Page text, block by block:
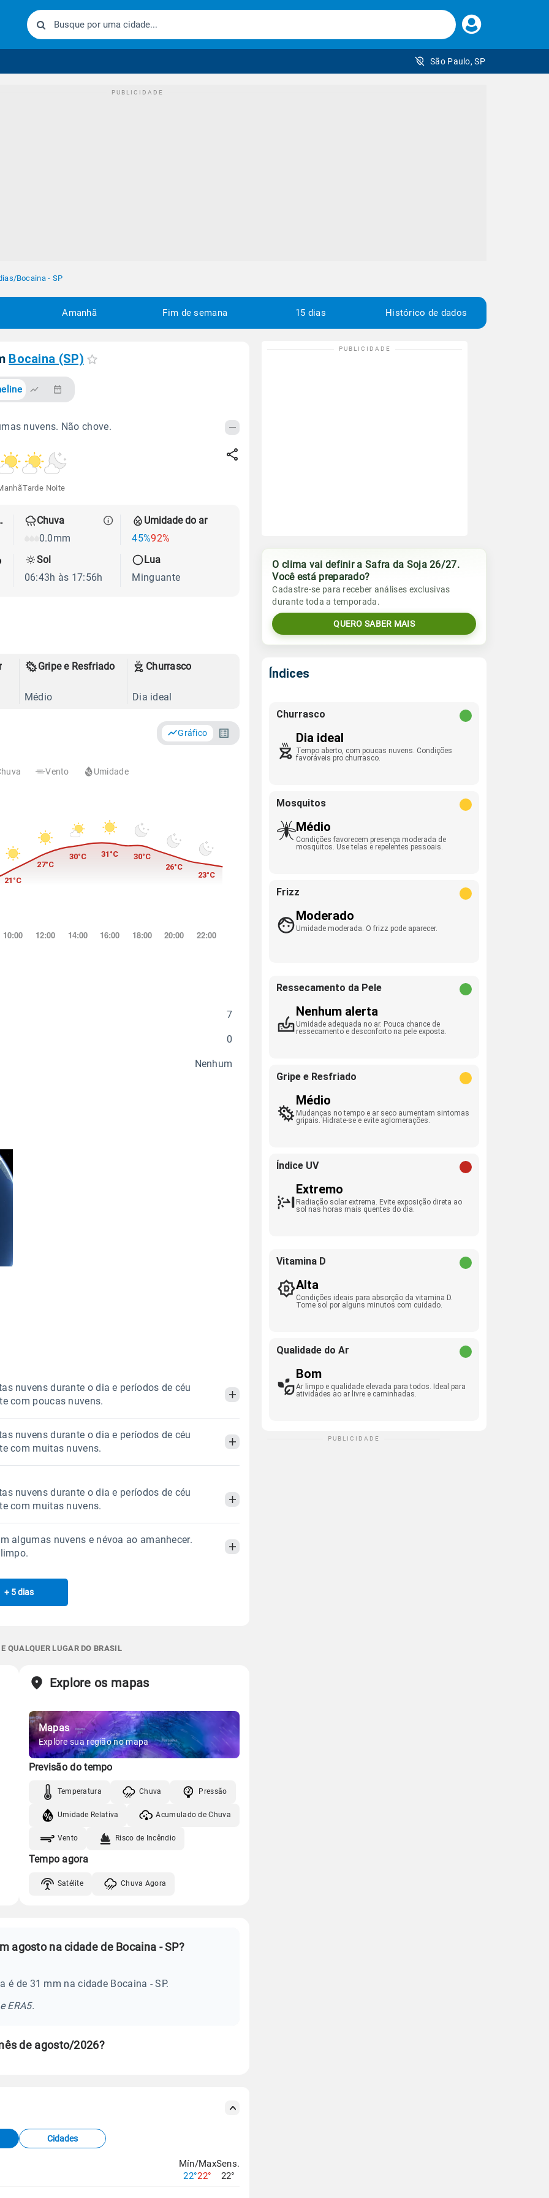
Faça
seu
São Paulo, SP
/Bocaina - SP
Amanhã Fim de semana 15 dias Histórico de dados
Bocaina (SP)
nuvens. Não chove.
Tarde Noite
Chuva
0.0mm
Umidade do ar
45%92%
Sol
06:43h às 17:56h
Lua
Minguante
Gripe e Resfriado
Médio
Churrasco
Dia ideal
Gráfico
Vento Umidade
7
0
Nenhum
nuvens durante o dia e períodos de céu
com poucas nuvens.
Noite
0.0mm
38%72%
Minguante
nuvens durante o dia e períodos de céu
com muitas nuvens.
Tarde Noite
Chuva
0.0mm
Umidade do ar
56%94%
06:42h às 17:56h
nuvens durante o dia e períodos de céu
com muitas nuvens.
Manhã
Chuva
Vento Umidade
algumas nuvens e névoa ao amanhecer.
ManhãTarde
0.0mm
06:41h às 17:57h
Nova
Gráfico
Vento Umidade
+ 5 dias
QUALQUER LUGAR DO BRASIL
Explore os mapas
Mapas
Explore sua região no mapa
Previsão do tempo
Temperatura Chuva Pressão
Umidade Relativa Acumulado de Chuva
Vento Risco de Incêndio
Tempo agora
Satélite Chuva Agora
agosto na cidade de Bocaina - SP?
é de 31 mm na cidade Bocaina - SP.
ERA5.
de agosto/2026?
Cidades
Mín/Max
22°22°
Sens.
22°
O clima vai definir a Safra da Soja 26/27.
Você está preparado?
Cadastre-se para receber análises exclusivas
durante toda a temporada.
QUERO SABER MAIS
Índices
Churrasco
Dia ideal
Tempo aberto, com poucas nuvens. Condições
favoráveis pro churrasco.
Mosquitos
Médio
Condições favorecem presença moderada de
mosquitos. Use telas e repelentes pessoais.
Frizz
Moderado
Umidade moderada. O frizz pode aparecer.
Ressecamento da Pele
Nenhum alerta
Umidade adequada no ar. Pouca chance de
ressecamento e desconforto na pele exposta.
Gripe e Resfriado
Médio
Mudanças no tempo e ar seco aumentam sintomas
gripais. Hidrate-se e evite aglomerações.
Índice UV
Extremo
Radiação solar extrema. Evite exposição direta ao
sol nas horas mais quentes do dia.
Vitamina D
Alta
Condições ideais para absorção da vitamina D.
Tome sol por alguns minutos com cuidado.
Qualidade do Ar
Bom
Ar limpo e qualidade elevada para todos. Ideal para
atividades ao ar livre e caminhadas.